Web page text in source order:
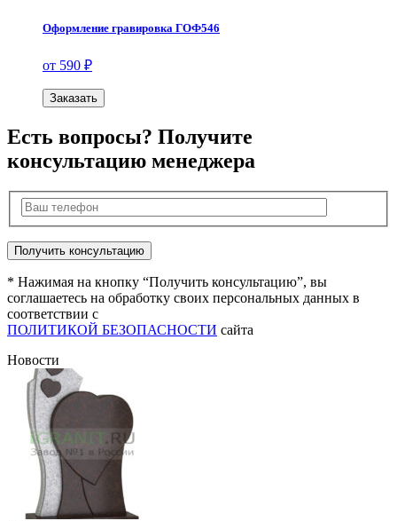
Оформление гравировка ГОФ546
от 590 ₽
Заказать
Есть вопросы? Получите
консультацию менеджера
* Нажимая на кнопку “Получить консультацию”, вы
соглашаетесь на обработку своих персональных данных в
соответствии с
ПОЛИТИКОЙ БЕЗОПАСНОСТИ сайта
Новости